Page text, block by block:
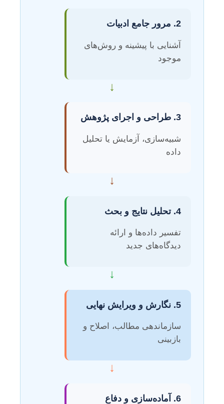
2. مرور جامع ادبیات
آشنایی با پیشینه و روش‌های
موجود
↓
3. طراحی و اجرای پژوهش
شبیه‌سازی، آزمایش یا تحلیل
داده
↓
4. تحلیل نتایج و بحث
تفسیر داده‌ها و ارائه
دیدگاه‌های جدید
↓
5. نگارش و ویرایش نهایی
سازماندهی مطالب، اصلاح و
بازبینی
↓
6. آماده‌سازی و دفاع